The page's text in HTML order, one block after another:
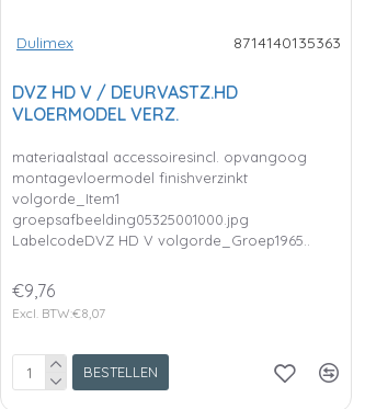
Dulimex 8714140135363
DVZ HD V / DEURVASTZ.HD
VLOERMODEL VERZ.
materiaalstaal accessoiresincl. opvangoog
montagevloermodel finishverzinkt
volgorde_Item1
groepsafbeelding05325001000.jpg
LabelcodeDVZ HD V volgorde_Groep1965..
€9,76
Excl. BTW:€8,07
BESTELLEN